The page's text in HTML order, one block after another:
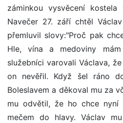
záminkou vysvěcení kostela
Navečer 27. září chtěl
přemluvil slovy:"Proč pak
Hle, vína a medoviny
služebníci varovali Václava,
on nevěřil. Když šel ráno
Boleslavem a děkoval mu za
mu odvětil, že ho chce
mečem do hlavy. Václav